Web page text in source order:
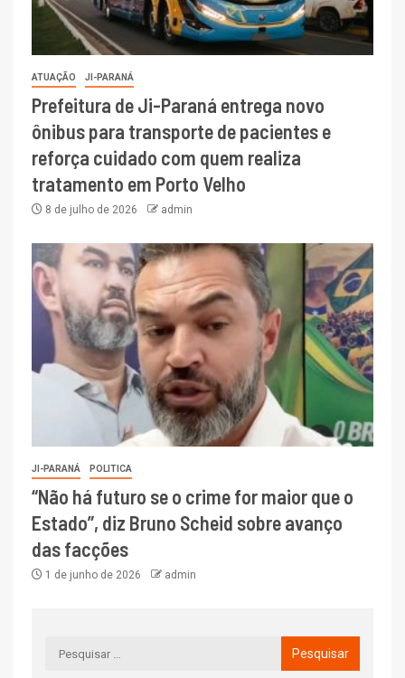
ATUAÇÃO JI-PARANÁ
Prefeitura de Ji-Paraná entrega novo
ônibus para transporte de pacientes e
reforça cuidado com quem realiza
tratamento em Porto Velho
8 de julho de 2026 admin
JI-PARANÁ POLITICA
“Não há futuro se o crime for maior que o
Estado”, diz Bruno Scheid sobre avanço
das facções
1 de junho de 2026 admin